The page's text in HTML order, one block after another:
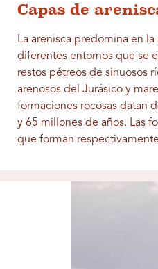
Capas de
La arenisca predomina en
diferentes entornos que se
restos pétreos de sinuosos
arenosos del Jurásico y
formaciones rocosas datan
y 65 millones de años. Las
que forman